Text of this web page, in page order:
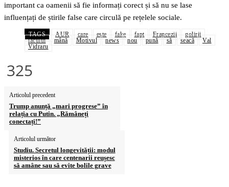
important ca oamenii să fie informați corect și să nu se lase
influențați de știrile false care circulă pe rețelele sociale.
TAGS AUR care este fake fapt Francezii
golirii
lacului
mână Motivul news nou pună să seacă
Val
Vidraru
325
Articolul precedent
Trump anunță „mari progrese” în
relația cu Putin. „Rămâneți
conectați!”
Articolul următor
Studiu. Secretul longevității: modul
misterios în care centenarii reușesc
să amâne sau să evite bolile grave